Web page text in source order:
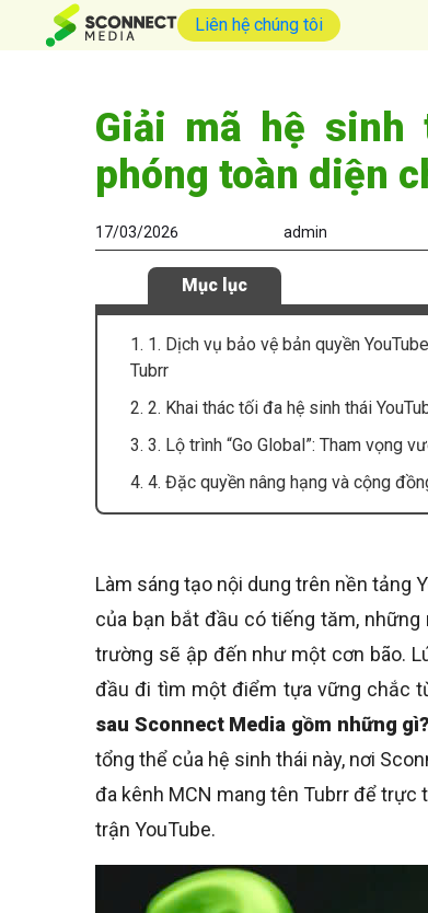
Liên hệ chúng tôi
Giải mã hệ sinh
phóng toàn diện
17/03/2026 admin
Mục lục
1. 1. Dịch vụ bảo vệ bản quyền
Tubrr
2. 2. Khai thác tối đa hệ sinh thái
3. 3. Lộ trình “Go Global”: Tham vọng
4. 4. Đặc quyền nâng hạng và cộng
Làm sáng tạo nội dung trên nền tảng
của bạn bắt đầu có tiếng tăm,
trường sẽ ập đến như một cơn bão.
đầu đi tìm một điểm tựa vững chắc
sau Sconnect Media gồm những gì?
tổng thể của hệ sinh thái này, nơi
đa kênh MCN mang tên Tubrr để trực
trận YouTube.